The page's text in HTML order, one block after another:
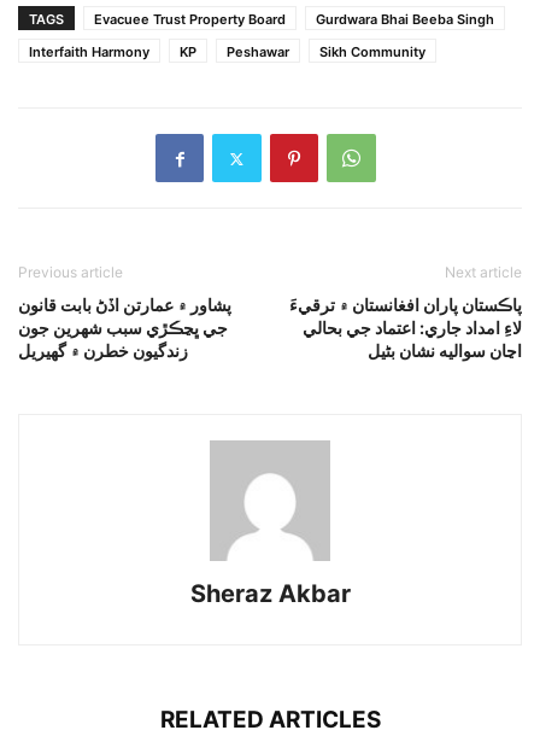
TAGS Evacuee Trust Property Board
Gurdwara Bhai Beeba Singh
Interfaith Harmony
KP Peshawar Sikh Community
Previous article
پشاور ۾ عمارتن اڏڻ بابت قانون
جي ڀڃڪڙي سبب شهرين جون
زندگيون خطرن ۾ گهيريل
Next article
پاڪستان پاران افغانستان ۾ ترقيءَ
لاءِ امداد جاري: اعتماد جي بحالي
اڃان سواليه نشان بڻيل
Sheraz Akbar
RELATED ARTICLES